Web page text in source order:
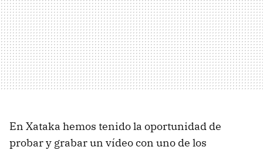
En Xataka hemos tenido la oportunidad de
probar y grabar un vídeo con uno de los